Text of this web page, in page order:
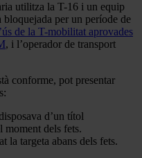
utilitza la T-16 i un equip
bloquejada per un període de
de la T-mobilitat aprovades
, i l’operador de transport
conforme, pot presentar
d’un títol
moment dels fets.
la targeta abans dels fets.